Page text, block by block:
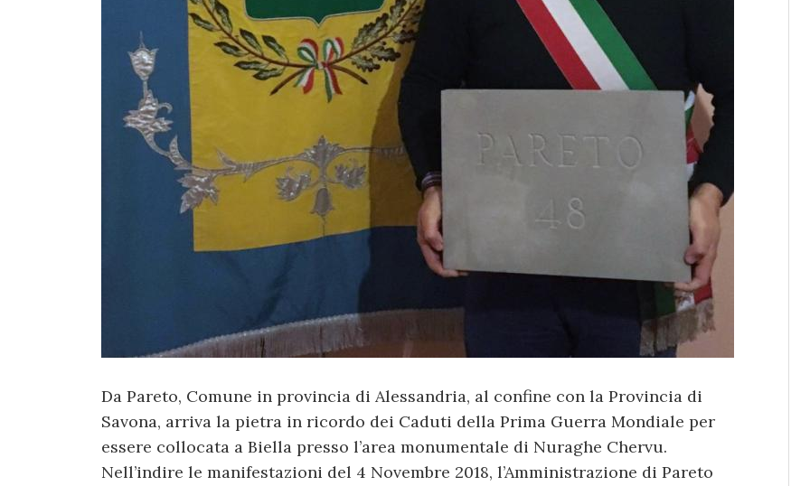
Da Pareto, Comune in provincia di Alessandria, al confine con la Provincia di
Savona, arriva la pietra in ricordo dei Caduti della Prima Guerra Mondiale per
essere collocata a Biella presso l’area monumentale di Nuraghe Chervu.
Nell’indire le manifestazioni del 4 Novembre 2018, l’Amministrazione di Pareto